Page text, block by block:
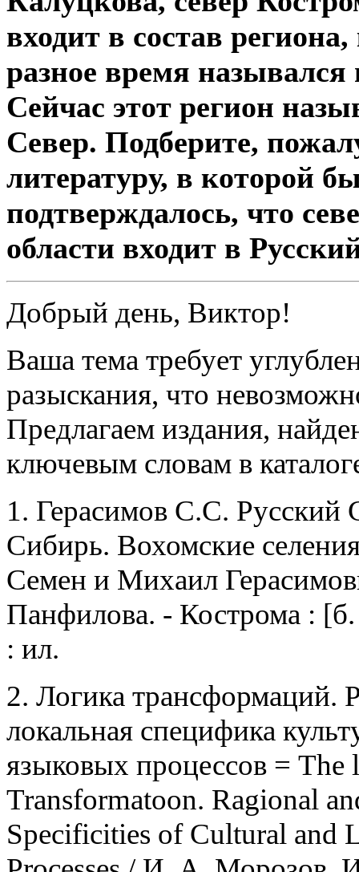
входит в состав
разное время назывался
Сейчас этот регион
Север. Подберите,
литературу, в которой
подтверждалось, что
области входит в
Добрый день, Виктор!
Ваша тема требует
разыскания, что
Предлагаем издания,
ключевым словам в
1. Герасимов С.С. Русский
Сибирь. Вохомские
Семен и Михаил
Панфилова. - Кострома :
: ил.
2. Логика трансформаций.
локальная специфика
языковых процессов = The
Transformatoon. Ragional
Specificities of Cultural and